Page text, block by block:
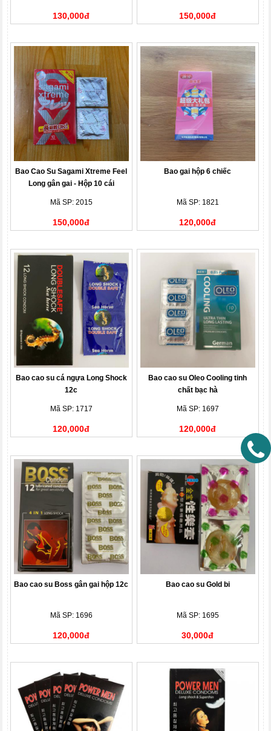
130,000đ 150,000đ
Bao Cao Su Sagami Xtreme Feel
Long gân gai - Hộp 10 cái
Mã SP: 2015
150,000đ
Bao gai hộp 6 chiếc
Mã SP: 1821
120,000đ
Bao cao su cá ngựa Long Shock
12c
Mã SP: 1717
120,000đ
Bao cao su Oleo Cooling tinh
chất bạc hà
Mã SP: 1697
120,000đ
Bao cao su Boss gân gai hộp 12c
Mã SP: 1696
120,000đ
Bao cao su Gold bi
Mã SP: 1695
30,000đ